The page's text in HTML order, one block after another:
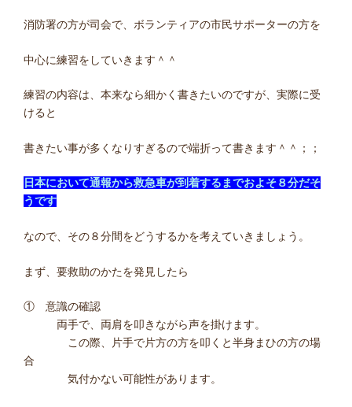
消防署の方が司会で、ボランティアの市民サポーターの方を
中心に練習をしていきます＾＾
練習の内容は、本来なら細かく書きたいのですが、実際に受
けると
書きたい事が多くなりすぎるので端折って書きます＾＾；；
日本において通報から救急車が到着するまでおよそ８分だそ
うです
なので、その８分間をどうするかを考えていきましょう。
まず、要救助のかたを発見したら
① 意識の確認
両手で、両肩を叩きながら声を掛けます。
この際、片手で片方の方を叩くと半身まひの方の場
合
気付かない可能性があります。